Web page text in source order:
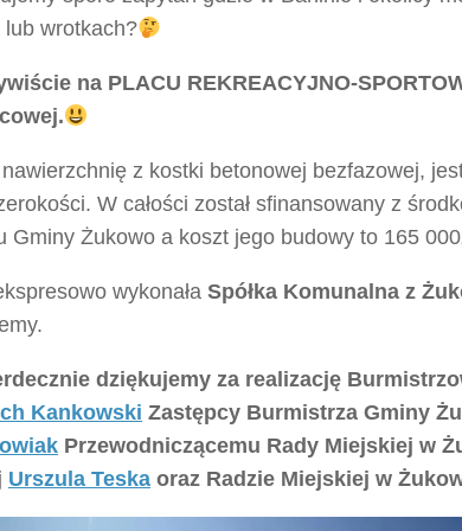
lub wrotkach?
na PLACU REKREACYJNO-
z kostki betonowej bezfazowej,
W całości został sfinansowany z
Gminy Żukowo a koszt jego budowy to 165
wykonała Spółka Komunalna z
dziękujemy za realizację
Kankowski Zastępcy Burmistrza Gminy
Przewodniczącemu Rady Miejskiej w
Urszula Teska oraz Radzie Miejskiej w